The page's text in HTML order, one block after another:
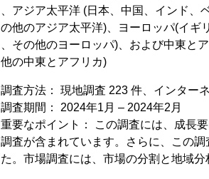
、アジア太平洋 (日本、中国、インド
の他のアジア太平洋)、ヨーロッパ(イギ
、その他のヨーロッパ)、および中東と
他の中東とアフリカ)
調査方法： 現地調査 223 件、インター
調査期間： 2024年1月 – 2024年2月
重要なポイント： この調査には、成長
調査が含まれています。さらに、この
た。市場調査には、市場の分割と地域